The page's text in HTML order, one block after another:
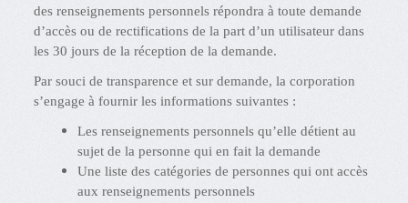
des renseignements personnels répondra à toute demande
d’accès ou de rectifications de la part d’un utilisateur dans
les 30 jours de la réception de la demande.
Par souci de transparence et sur demande, la corporation
s’engage à fournir les informations suivantes :
Les renseignements personnels qu’elle détient au
sujet de la personne qui en fait la demande
Une liste des catégories de personnes qui ont accès
aux renseignements personnels